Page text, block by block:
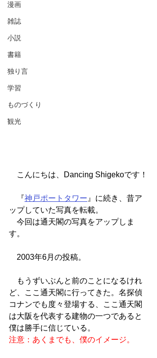
漫画
雑誌
小説
書籍
独り言
学習
ものづくり
観光
こんにちは、Dancing Shigekoです！
『神戸ポートタワー 』に続き、昔ア
ップしていた写真を転載。
今回は通天閣の写真をアップしま
す。
2003年6月の投稿。
もうずいぶんと前のことになるけれ
ど、ここ通天閣に行ってきた。名探偵
コナンでも度々登場する、ここ通天閣
は大阪を代表する建物の一つであると
僕は勝手に信じている。
注意：あくまでも、僕のイメージ。